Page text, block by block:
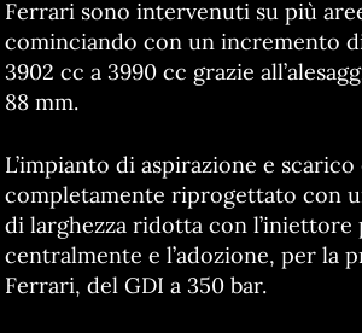
Ferrari sono intervenuti su più
cominciando con un incremento
3902 cc a 3990 cc grazie
88 mm.
L’impianto di aspirazione e scarico
completamente riprogettato con
di larghezza ridotta con l’iniettore
centralmente e l’adozione, per la
Ferrari, del GDI a 350 bar.